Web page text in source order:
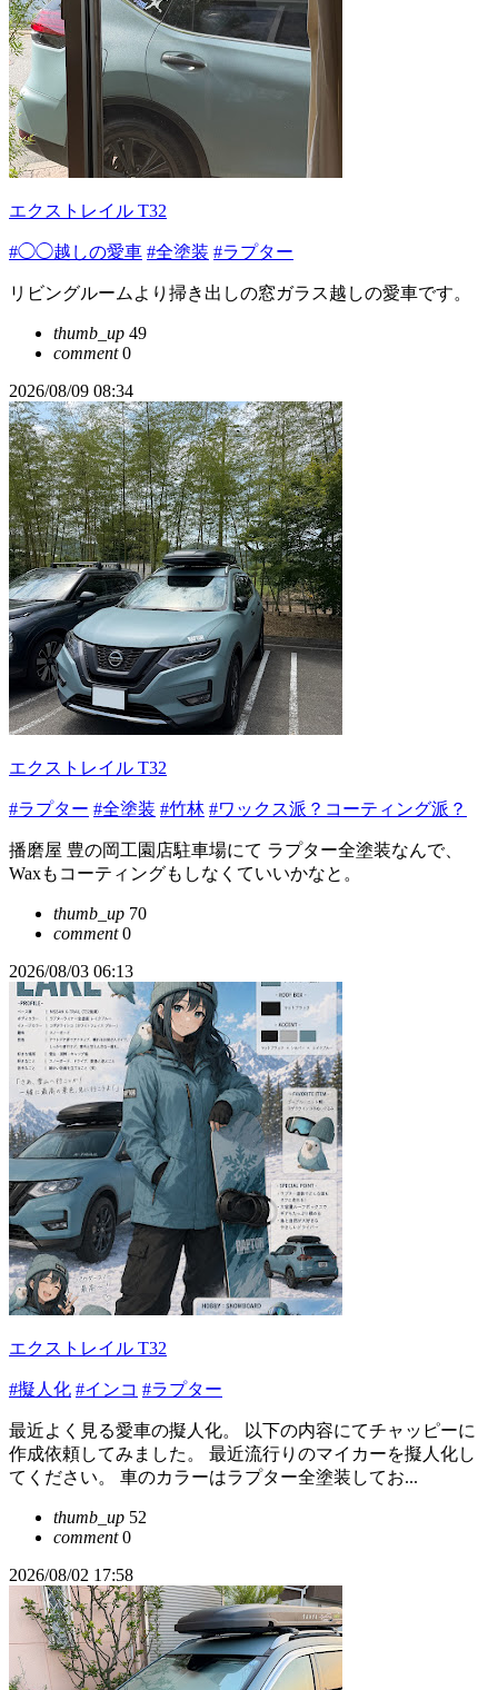
エクストレイル T32
#◯◯越しの愛車 #全塗装 #ラプター
リビングルームより掃き出しの窓ガラス越しの愛車です。
thumb_up 49
comment0
2026/08/09 08:34
エクストレイル T32
#ラプター #全塗装 #竹林 #ワックス派？コーティング派？
播磨屋 豊の岡工園店駐車場にて ラプター全塗装なんで、
Waxもコーティングもしなくていいかなと。
thumb_up 70
comment0
2026/08/03 06:13
エクストレイル T32
#擬人化 #インコ #ラプター
最近よく見る愛車の擬人化。 以下の内容にてチャッピーに
作成依頼してみました。 最近流行りのマイカーを擬人化し
てください。 車のカラーはラプター全塗装してお...
thumb_up 52
comment0
2026/08/02 17:58